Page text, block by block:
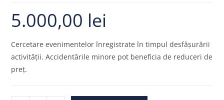
5.000,00 lei
Cercetare evenimentelor înregistrate în timpul desfășurării
activității. Accidentările minore pot beneficia de reduceri de
preț.